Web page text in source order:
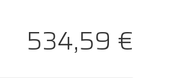
534,59 €